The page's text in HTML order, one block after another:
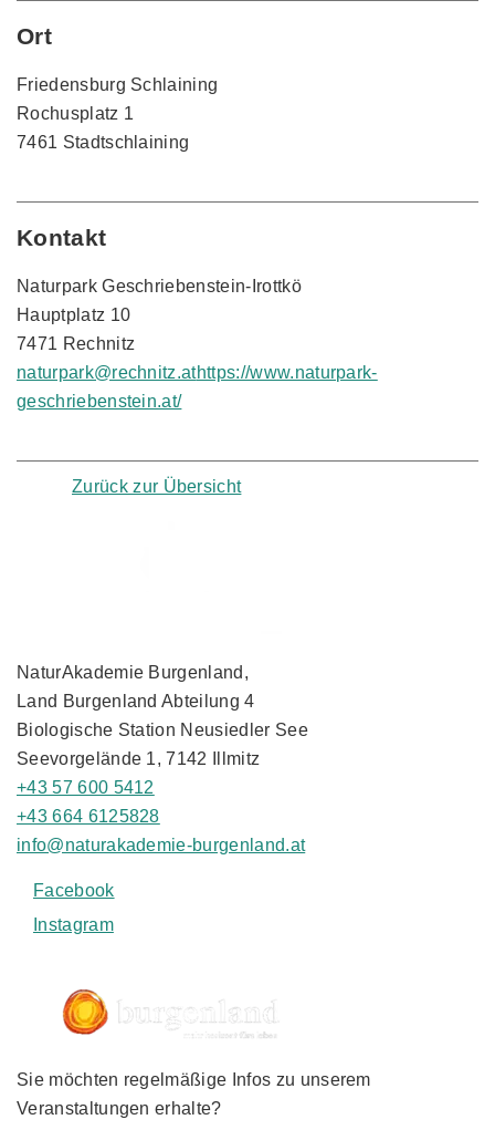
Ort
Friedensburg Schlaining
Rochusplatz 1
7461 Stadtschlaining
Kontakt
Naturpark Geschriebenstein-Irottkö
Hauptplatz 10
7471 Rechnitz
naturpark@rechnitz.athttps://www.naturpark-
geschriebenstein.at/
Zurück zur Übersicht
NaturAkademie Burgenland,
Land Burgenland Abteilung 4
Biologische Station Neusiedler See
Seevorgelände 1, 7142 Illmitz
+43 57 600 5412
+43 664 6125828
info@naturakademie-burgenland.at
Facebook
Instagram
Sie möchten regelmäßige Infos zu unserem
Veranstaltungen erhalte?